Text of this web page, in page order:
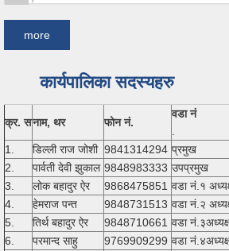
more
कार्यपालिका सदस्यहरु
क्र. सनाम, थर फोन नं.
वडा नं
1.
डिल्ली राज जोशी 9841314294 प्रमुख
2.
पार्वती देवी झुकाल 9848983333 उपप्रमुख
3.
लोक बहादुर ऐर 9868475851 वडा नं.१
4.
हेमराज पन्त 9848731513 वडा नं.२
5.
तिर्थ बहादुर ऐर 9848710661 वडा
6.
परमान्द साहु 9769909299 वडा